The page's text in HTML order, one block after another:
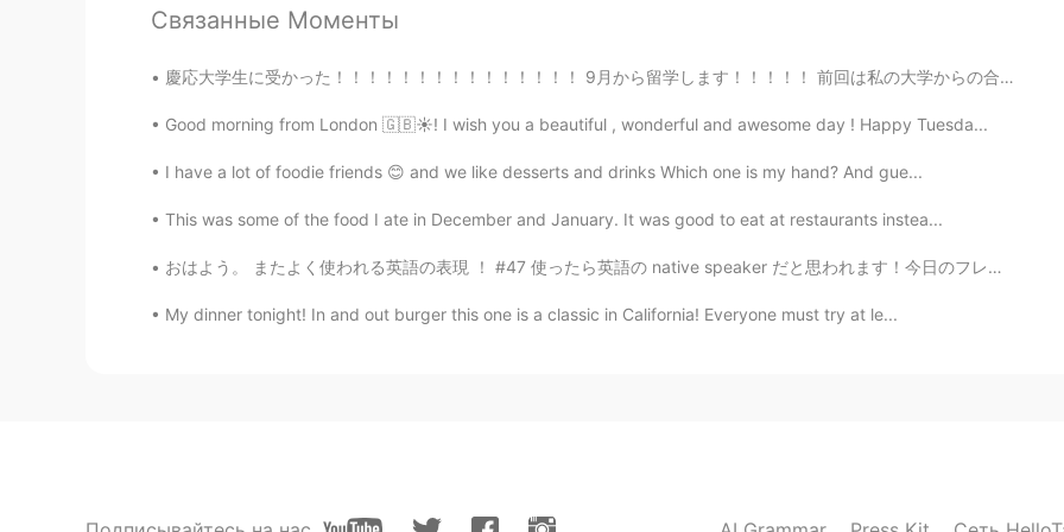
素敵なキャンプ場ですね🥰 私も来週キャンプデビューするんですー！！ ドキドキです！！
Tilly・ティリ 2021.04.04 11:56
EN JP
@toshi うん、そうです🗻
Tilly・ティリ 2021.04.04 11:56
Связанные Моменты
慶応大学生に受かった！！！！！！！！！！！！！！！ 9月から留学します！！！！！ 前回は私の大学からの合格だった（前に掲載した）。今回は慶応の合格。 今回のほうがとても緊張した。私の状況は独特で...
Good morning from London 🇬🇧☀️! I wish you a beautiful , wonderful and awesome day ! Happy Tuesda...
I have a lot of foodie friends 😊 and we like desserts and drinks Which one is my hand? And gue...
This was some of the food I ate in December and January. It was good to eat at restaurants instea...
おはよう。 またよく使われる英語の表現 ！ #47 使ったら英語の native speaker だと思われます！今日のフレーズは See eye to eye! 😤😤✨😎😁🤝 [See ey...
My dinner tonight! In and out burger this one is a classic in California! Everyone must try at le...